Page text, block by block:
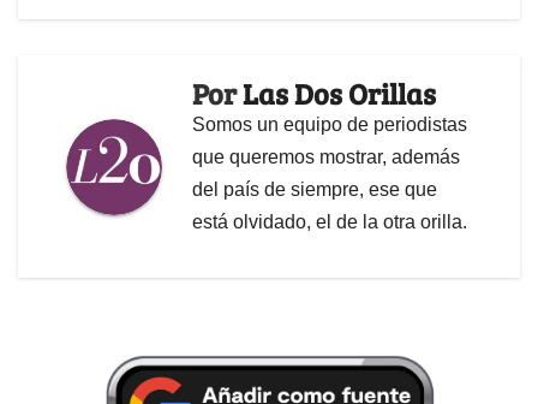
PorLas Dos Orillas
Somos un equipo de periodistas
que queremos mostrar, además
del país de siempre, ese que
está olvidado, el de la otra orilla.